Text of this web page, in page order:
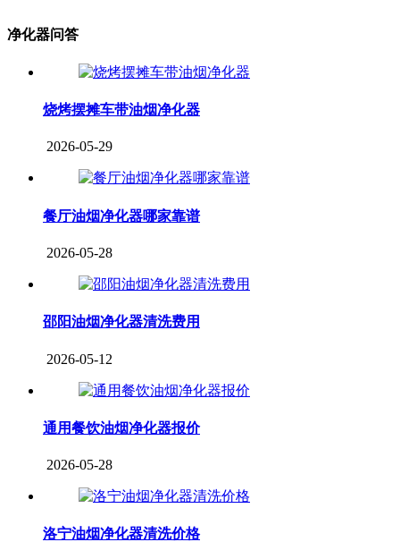
净化器问答
烧烤摆摊车带油烟净化器
2026-05-29
餐厅油烟净化器哪家靠谱
2026-05-28
邵阳油烟净化器清洗费用
2026-05-12
通用餐饮油烟净化器报价
2026-05-28
洛宁油烟净化器清洗价格